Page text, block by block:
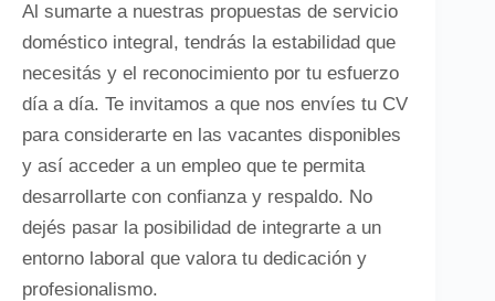
Al sumarte a nuestras propuestas de servicio
doméstico integral, tendrás la estabilidad que
necesitás y el reconocimiento por tu esfuerzo
día a día. Te invitamos a que nos envíes tu CV
para considerarte en las vacantes disponibles
y así acceder a un empleo que te permita
desarrollarte con confianza y respaldo. No
dejés pasar la posibilidad de integrarte a un
entorno laboral que valora tu dedicación y
profesionalismo.